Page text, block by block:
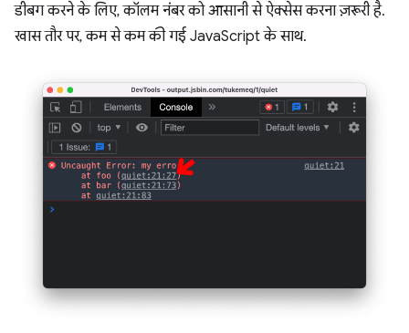
डीबग करने के लिए, कॉलम नंबर को आसानी से ऐक्सेस करना ज़रूरी है.
खास तौर पर, कम से कम की गई JavaScript के साथ.